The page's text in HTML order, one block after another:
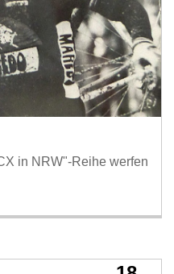
in NRW"-Reihe werfen